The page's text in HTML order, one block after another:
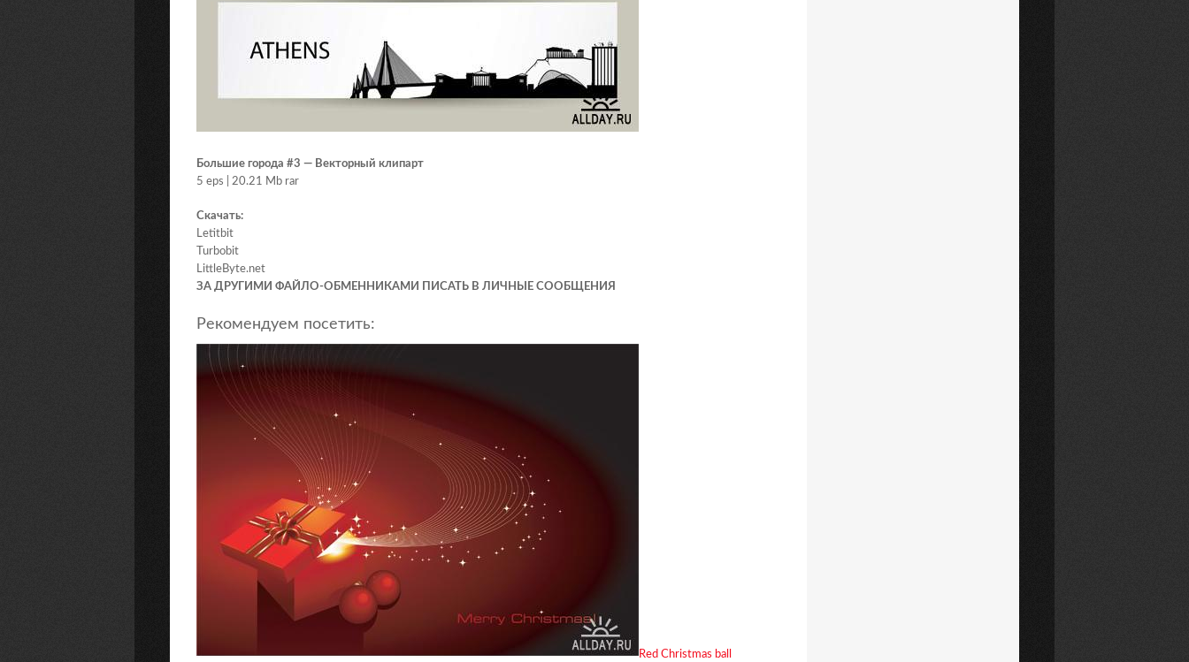
Большие города #3 — Векторный клипарт
5 eps | 20.21 Mb rar
Скачать:
Letitbit
Turbobit
LittleByte.net
ЗА ДРУГИМИ ФАЙЛО-ОБМЕННИКАМИ ПИСАТЬ В ЛИЧНЫЕ СООБЩЕНИЯ
Рекомендуем посетить:
Red Christmas ball